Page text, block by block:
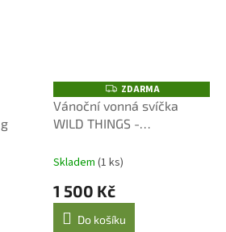
Z
D
A
R
ZDARMA
Vánoční vonná svíčka
WILD THINGS -
ATTENTION TO THE TAIL
Skladem (1 ks)
1 500 Kč
Do košíku